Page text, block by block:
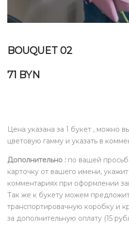
BOUQUET 02
71 BYN
Цена указана за 1 букет , можно
цветовую гамму и указать в
Дополнительно : по вашей
карточку от вашего имени,
комментариях при оформлении
Так же к букету можем
транспортировачную коробку и
за дополнительную оплату (15